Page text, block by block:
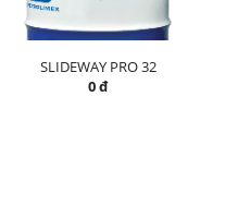
SLIDEWAY PRO 32
0 đ